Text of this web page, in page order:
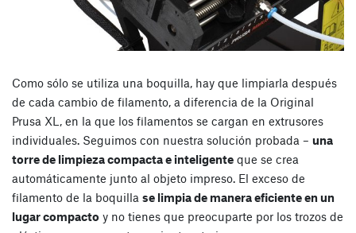
Como sólo se utiliza una boquilla, hay que limpiarla después
de cada cambio de filamento, a diferencia de la Original
Prusa XL, en la que los filamentos se cargan en extrusores
individuales. Seguimos con nuestra solución probada – una
torre de limpieza compacta e inteligente que se crea
automáticamente junto al objeto impreso. El exceso de
filamento de la boquilla se limpia de manera eficiente en un
lugar compacto y no tienes que preocuparte por los trozos de